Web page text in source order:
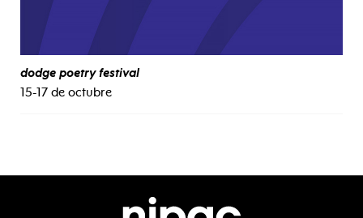
dodge poetry festival
15-17 de octubre